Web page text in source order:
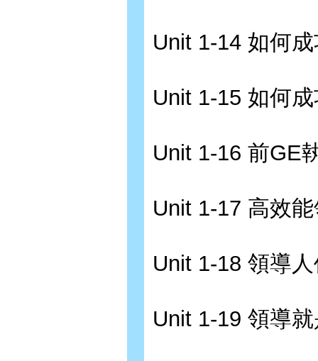
Unit 1-14 如何
Unit 1-15 如何
Unit 1-16 前GE
Unit 1-17 高效
Unit 1-18 領導
Unit 1-19 領導